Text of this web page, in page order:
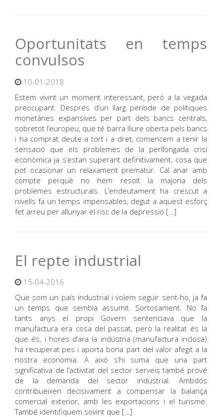
Oportunitats en temps
convulsos
10-01-2018
Estem vivint un moment interessant, però a la vegada
preocupant. Després d’un llarg període de polítiques
monetàries expansives per part dels bancs centrals,
sobretot l’europeu, que té barra lliure oberta pels bancs
i ha comprat deute a tort i a dret, comencem a tenir la
sensació que els problemes de la perllongada crisi
econòmica ja s’estan superant definitivament, cosa que
pot ocasionar un relaxament prematur. Cal anar amb
compte perquè no hem resolt la majoria dels
problemes estructurals. L’endeutament ha crescut a
nivells fa un temps impensables, degut a aquest esforç
fet arreu per allunyar el risc de la depressió […]
El repte industrial
15-04-2016
Que som un país industrial i volem seguir sent-ho, ja fa
un temps que sembla assumit. Sortosament. No fa
tants anys el propi Govern sentenciava que la
manufactura era cosa del passat, però la realitat és la
que és, i hores d’ara la indústria (manufactura inclosa)
ha recuperat pes i aporta bona part del valor afegit a la
nostra economia. A això s’hi suma que una part
significativa de l’activitat del sector serveis també prové
de la demanda del sector industrial. Ambdós
contribueixen decisivament a compensar la balança
comercial exterior, amb les exportacions i el turisme.
També identifiquem sovint que […]